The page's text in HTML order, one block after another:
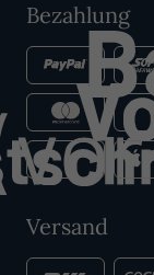
Bezahlung
Versand